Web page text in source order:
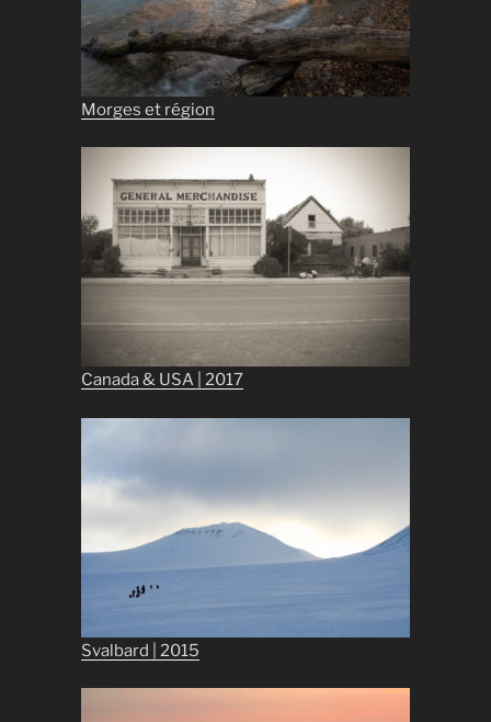
Morges et région
Canada & USA | 2017
Svalbard | 2015